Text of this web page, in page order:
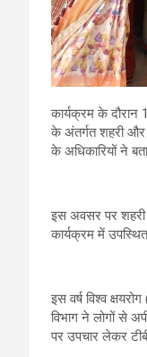
कार्यक्रम के दौरान
के अंतर्गत शहरी और
के अधिकारियों ने
इस अवसर पर शहरी
कार्यक्रम में
इस वर्ष विश्व
विभाग ने लोगों से
पर उपचार लेकर